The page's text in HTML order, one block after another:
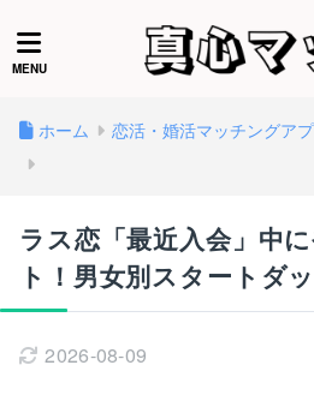
ホーム 恋活・婚活マッチングア
ラス恋「最近入会」中
ト！男女別スタートダ
2026-08-09